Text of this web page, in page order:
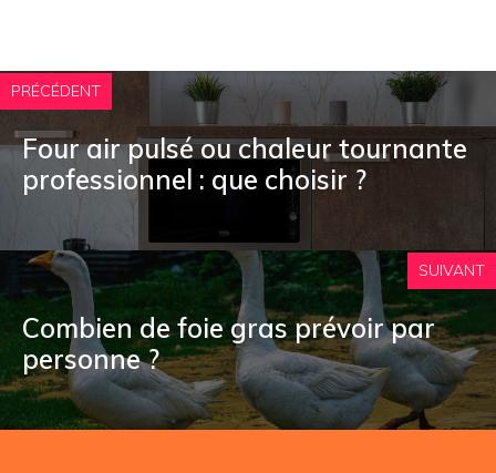
PRÉCÉDENT
Four air pulsé ou chaleur tournante
professionnel : que choisir ?
SUIVANT
Combien de foie gras prévoir par
personne ?